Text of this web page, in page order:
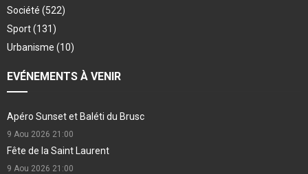
Société (522)
Sport(131)
Urbanisme (10)
EVÉNEMENTS À VENIR
Apéro Sunset et Baléti du Brusc
9 Aou 2026 21:00
Fête de la Saint Laurent
9 Aou 2026 21:00